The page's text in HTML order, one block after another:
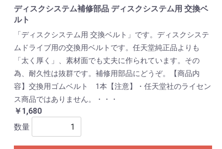
ディスクシステム補修部品 ディスクシステム用 交換ベ
ルト
「ディスクシステム用 交換ベルト」です。ディスクシステ
ムドライブ用の交換用ベルトです。任天堂純正品よりも
「太く厚く」、素材面でも丈夫に作られています。その
為、耐久性は抜群です。補修用部品にどうぞ。【商品内
容】交換用ゴムベルト 1本【注意】・任天堂社のライセン
ス商品ではありません。・・・
￥1,680
数量